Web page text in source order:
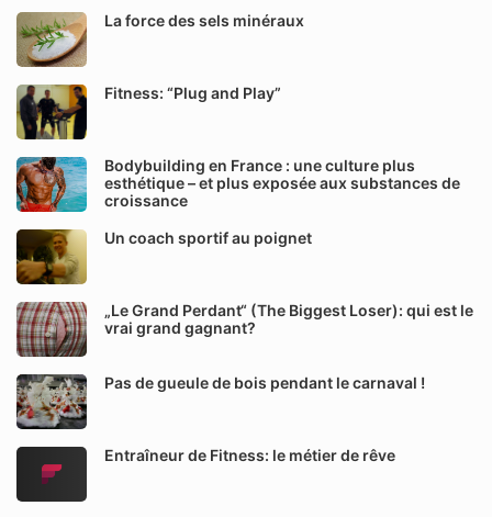
La force des sels minéraux
Fitness: “Plug and Play”
Bodybuilding en France : une culture plus
esthétique – et plus exposée aux substances de
croissance
Un coach sportif au poignet
„Le Grand Perdant“ (The Biggest Loser): qui est le
vrai grand gagnant?
Pas de gueule de bois pendant le carnaval !
Entraîneur de Fitness: le métier de rêve